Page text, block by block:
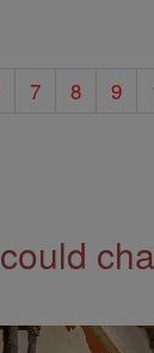
7 8 9